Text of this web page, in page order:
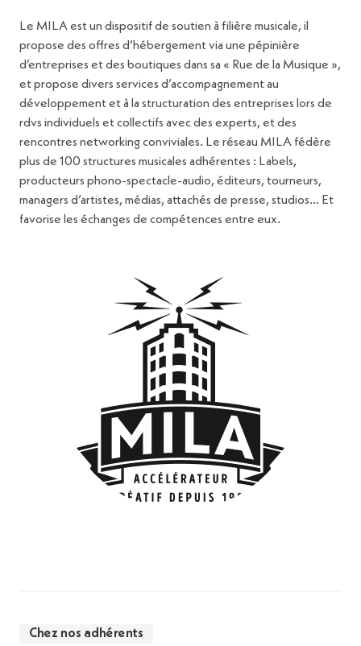
Le MILA est un dispositif de soutien à filière musicale, il
propose des offres d’hébergement via une pépinière
d’entreprises et des boutiques dans sa « Rue de la Musique »,
et propose divers services d’accompagnement au
développement et à la structuration des entreprises lors de
rdvs individuels et collectifs avec des experts, et des
rencontres networking conviviales. Le réseau MILA fédère
plus de 100 structures musicales adhérentes : Labels,
producteurs phono-spectacle-audio, éditeurs, tourneurs,
managers d’artistes, médias, attachés de presse, studios… Et
favorise les échanges de compétences entre eux.
Chez nos adhérents